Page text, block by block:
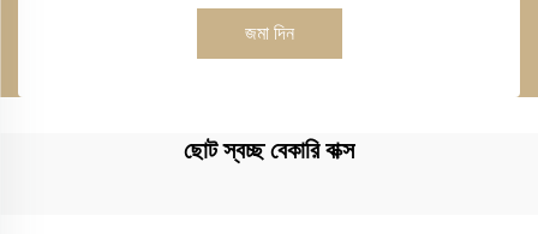
জমা দিন
ছোট স্বচ্ছ বেকারি বাক্স